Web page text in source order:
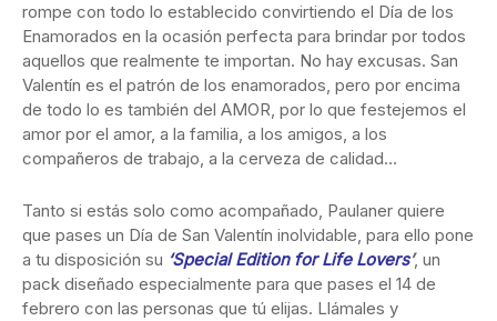
rompe con todo lo establecido convirtiendo el Día de los
Enamorados en la ocasión perfecta para brindar por todos
aquellos que realmente te importan. No hay excusas. San
Valentín es el patrón de los enamorados, pero por encima
de todo lo es también del AMOR, por lo que festejemos el
amor por el amor, a la familia, a los amigos, a los
compañeros de trabajo, a la cerveza de calidad…
Tanto si estás solo como acompañado, Paulaner quiere
que pases un Día de San Valentín inolvidable, para ello pone
a tu disposición su ‘Special Edition for Life Lovers’, un
pack diseñado especialmente para que pases el 14 de
febrero con las personas que tú elijas. Llámales y